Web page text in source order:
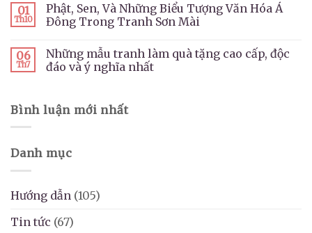
01
Th10
Phật, Sen, Và Những Biểu Tượng Văn Hóa Á
Đông Trong Tranh Sơn Mài
06
Th7
Những mẫu tranh làm quà tặng cao cấp, độc
đáo và ý nghĩa nhất
Bình luận mới nhất
Danh mục
Hướng dẫn (105)
Tin tức (67)